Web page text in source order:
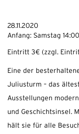
28.11.2020
Anfang: Samstag
Eintritt 3€ (zzgl.
Eine der
Juliusturm – das
Ausstellungen
und Geschichtsinsel.
hält sie für alle